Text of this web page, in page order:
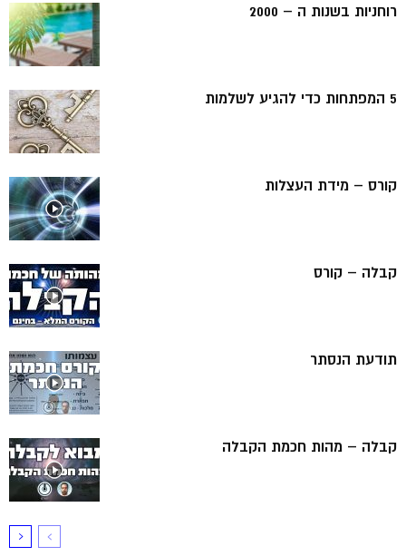
רוחניות בשנות ה – 2000
5 המפתחות כדי להגיע לשלמות
קורס – מידת העצלות
קבלה – קורס
תודעת הנסתר
קבלה – מהות חכמת הקבלה